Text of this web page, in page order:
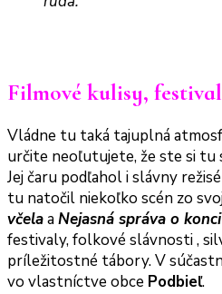
Filmové kulisy,
Vládne tu taká tajuplná
určite neoľutujete, že ste si tu
Jej čaru podľahol i slávny
tu natočil niekoľko scén zo
včelaaNejasná správa o
festivaly, folkové slávnosti ,
príležitostné tábory. V
vo vlastníctve obce Podbieľ.